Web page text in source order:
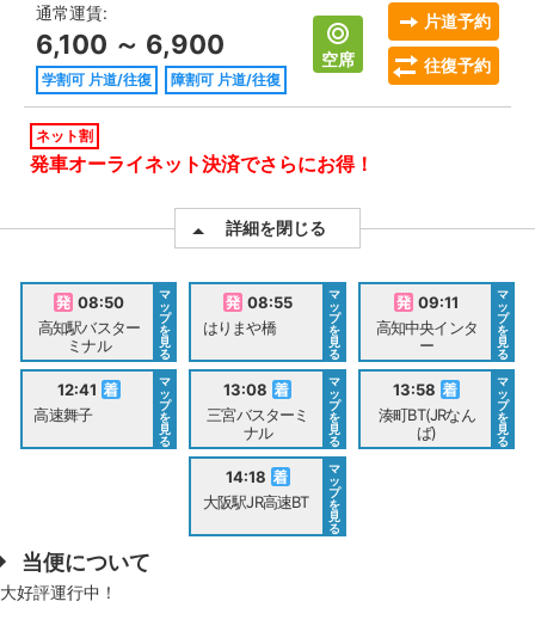
通常運賃:
6,100 ～ 6,900
学割可 片道/往復 障割可 片道/往復
空席
片道予約
往復予約
ネット割
発車オーライネット決済でさらにお得！
詳細を閉じる
08:50
高知駅バスター
ミナル
マ
ッ
プ
を
見
る
08:55
はりまや橋
マ
ッ
プ
を
見
る
09:11
高知中央インタ
ー
マ
ッ
プ
を
見
る
12:41
高速舞子
マ
ッ
プ
を
見
る
13:08
三宮バスターミ
ナル
マ
ッ
プ
を
見
る
13:58
湊町BT(JRなん
ば)
マ
ッ
プ
を
見
る
14:18
大阪駅JR高速BT
マ
ッ
プ
を
見
る
当便について
大好評運行中！